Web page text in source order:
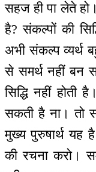
सहज ही पा लेते
है? संकल्पों की
अभी संकल्प व्यर्थ
से समर्थ नहीं बन
सिद्धि नहीं होती
सकती है ना। तो
मुख्य पुरुषार्थ यह
की रचना करो।